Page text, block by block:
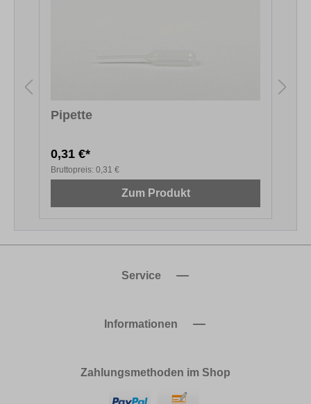
Pipette
0,31 €*
Bruttopreis: 0,31 €
Zum Produkt
Service
Informationen
Zahlungsmethoden im Shop